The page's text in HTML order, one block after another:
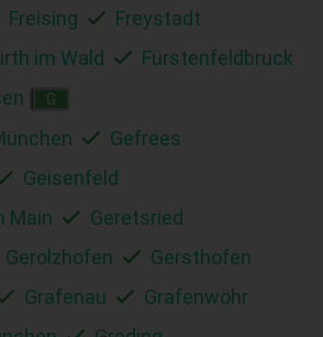
Freising
Freystadt
im Wald
Fürstenfeldbruck
G
Gefrees
Geisenfeld
Main
Geretsried
Gerolzhofen
Gersthofen
Grafenau
Grafenwöhr